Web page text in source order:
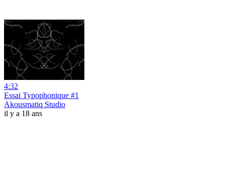
4:32
Essai Typophonique #1
Akousmatiq Studio
il y a 18 ans